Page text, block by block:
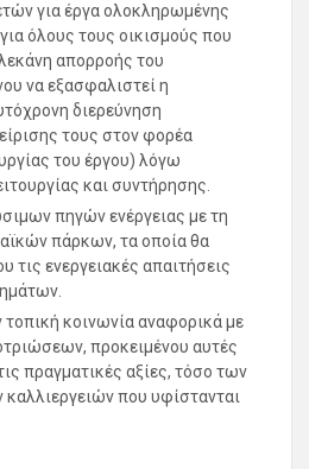
για έργα ολοκληρωμένης
όλους τους οικισμούς που
απορροής του
να εξασφαλιστεί η
διερεύνηση
τους στον φορέα
του έργου) λόγω
και συντήρησης.
πηγών ενέργειας με τη
πάρκων, τα οποία θα
τις ενεργειακές απαιτήσεις
κοινωνία αναφορικά με
προκειμένου αυτές
πραγματικές αξίες, τόσο των
που υφίστανται